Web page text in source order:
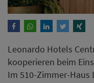
Leonardo Hotels
kooperieren beim
Im 510-Zimmer-Haus